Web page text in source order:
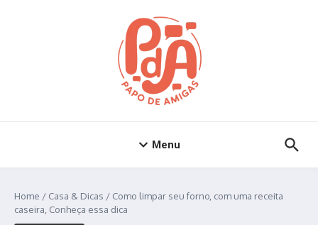
Menu
Home / Casa & Dicas / Como limpar seu forno, com uma receita
caseira, Conheça essa dica